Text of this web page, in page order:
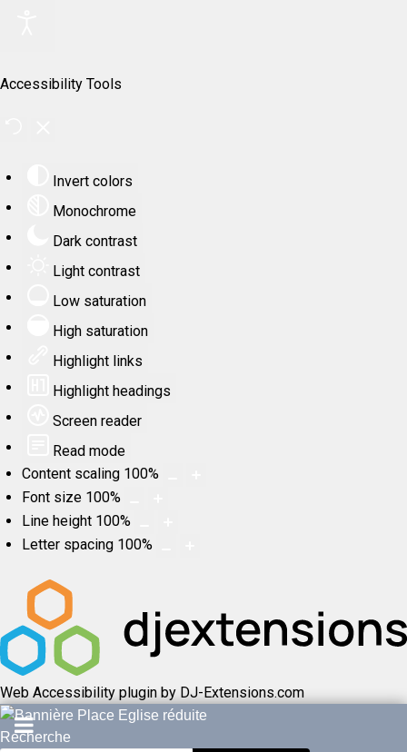
Accessibility Tools
Invert colors
Monochrome
Dark contrast
Light contrast
Low saturation
High saturation
Highlight links
Highlight headings
Screen reader
Read mode
Content scaling 100%
Font size 100%
Line height 100%
Letter spacing 100%
Web Accessibility plugin by DJ-Extensions.com
Recherche